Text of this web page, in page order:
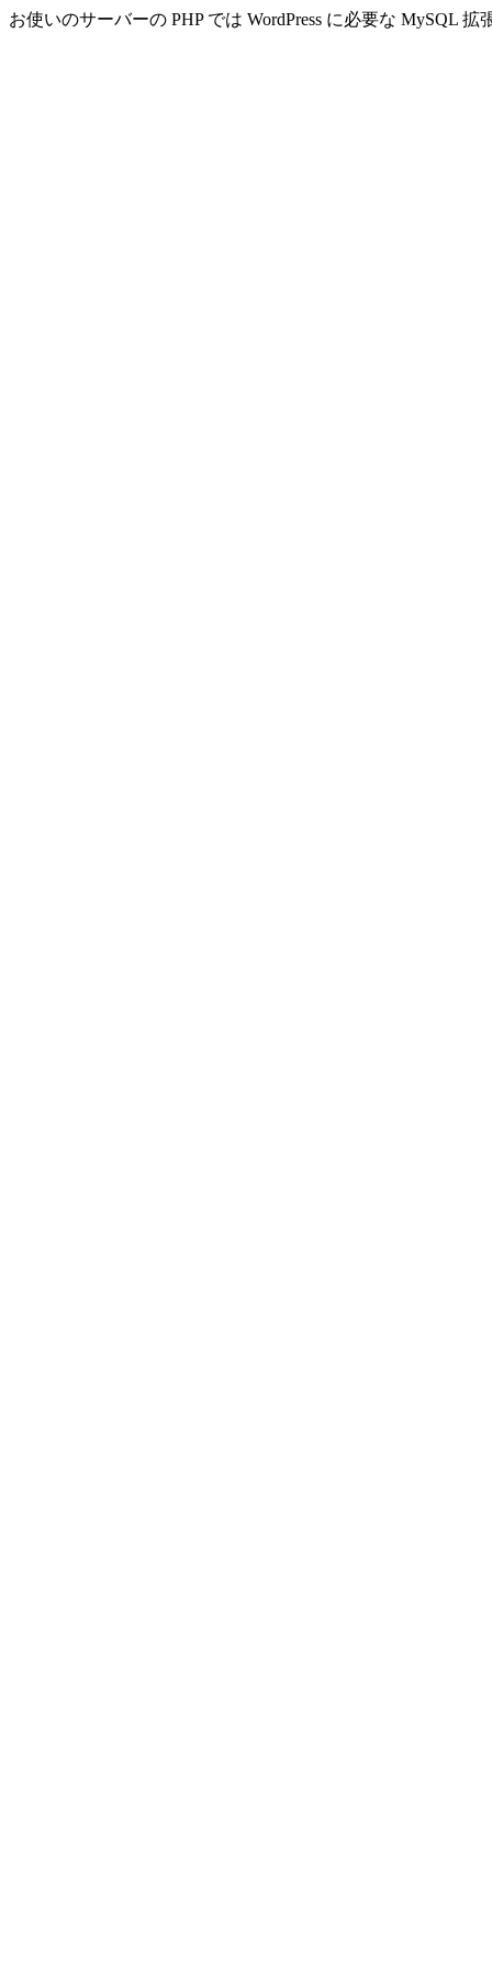
お使いのサーバーの PHP では WordPress に必要な MySQL